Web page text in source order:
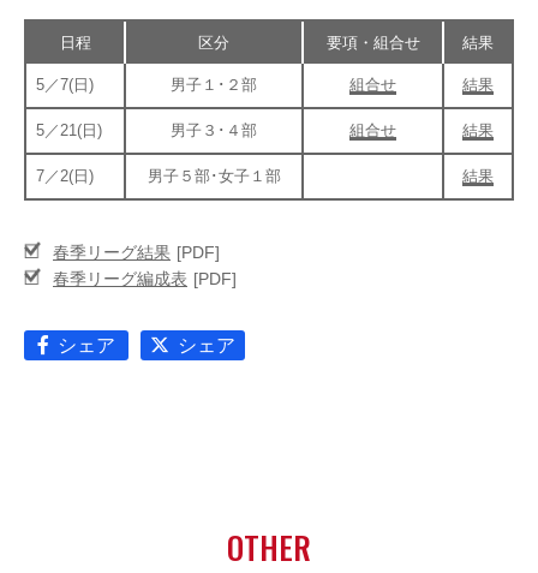
OPERATION
競技・指導者・審判
ASSOCIATION
協会
TEAM
チーム紹介 お問い合わせ
PAST RECORD
過去記録
日程 区分 要項・組合せ 結果
5／7(日) 男子１･２部 組合せ 結果
5／21(日) 男子３･４部 組合せ 結果
7／2(日) 男子５部･女子１部 結果
春季リーグ結果
春季リーグ編成表
シェア シェア
OTHER